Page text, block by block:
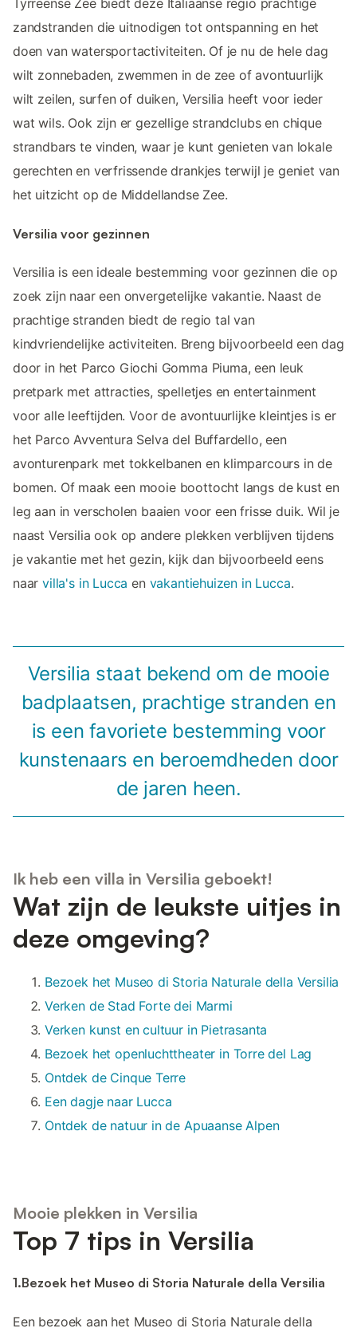
Tyrreense Zee biedt deze Italiaanse regio prachtige
zandstranden die uitnodigen tot ontspanning en het
doen van watersportactiviteiten. Of je nu de hele dag
wilt zonnebaden, zwemmen in de zee of avontuurlijk
wilt zeilen, surfen of duiken, Versilia heeft voor ieder
wat wils. Ook zijn er gezellige strandclubs en chique
strandbars te vinden, waar je kunt genieten van lokale
gerechten en verfrissende drankjes terwijl je geniet van
het uitzicht op de Middellandse Zee.
Versilia voor gezinnen
Versilia is een ideale bestemming voor gezinnen die op
zoek zijn naar een onvergetelijke vakantie. Naast de
prachtige stranden biedt de regio tal van
kindvriendelijke activiteiten. Breng bijvoorbeeld een dag
door in het Parco Giochi Gomma Piuma, een leuk
pretpark met attracties, spelletjes en entertainment
voor alle leeftijden. Voor de avontuurlijke kleintjes is er
het Parco Avventura Selva del Buffardello, een
avonturenpark met tokkelbanen en klimparcours in de
bomen. Of maak een mooie boottocht langs de kust en
leg aan in verscholen baaien voor een frisse duik. Wil je
naast Versilia ook op andere plekken verblijven tijdens
je vakantie met het gezin, kijk dan bijvoorbeeld eens
naarvilla's in Lucca en vakantiehuizen in Lucca.
Versilia staat bekend om de mooie
badplaatsen, prachtige stranden en
is een favoriete bestemming voor
kunstenaars en beroemdheden door
de jaren heen.
Ik heb een villa in Versilia geboekt!
Wat zijn de leukste uitjes in
deze omgeving?
Bezoek het Museo di Storia Naturale della Versilia
Verken de Stad Forte dei Marmi
Verken kunst en cultuur in Pietrasanta
Bezoek het openluchttheater in Torre del Lag
Ontdek de Cinque Terre
Een dagje naar Lucca
Ontdek de natuur in de Apuaanse Alpen
Mooie plekken in Versilia
Top 7 tips in Versilia
1.Bezoek het Museo di Storia Naturale della Versilia
Een bezoek aan het Museo di Storia Naturale della